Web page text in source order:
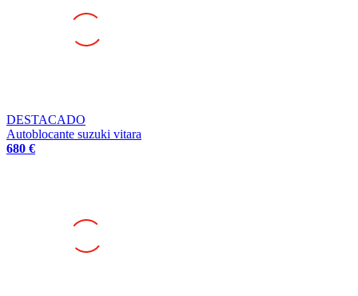
Autoblocante suzuki vitara
680 €